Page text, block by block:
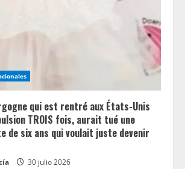
qui est rentré aux États-Unis
TROIS fois, aurait tué une
de six ans qui voulait juste devenir
30 julio 2026